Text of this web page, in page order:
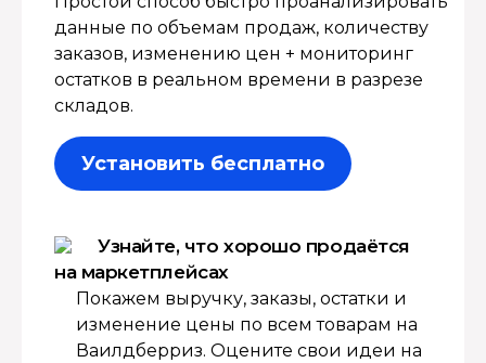
данные по объемам продаж, количеству
заказов, изменению цен + мониторинг
остатков в реальном времени в разрезе
складов.
Установить бесплатно
Узнайте, что хорошо продаётся
на маркетплейсах
Покажем выручку, заказы, остатки и
изменение цены по всем товарам на
Ваилдберриз. Оцените свои идеи на